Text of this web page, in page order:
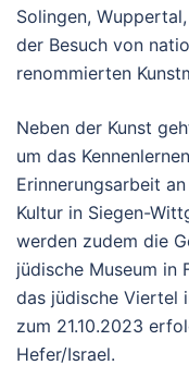
Solingen,
der Besuch von
renommierten
Neben der Kunst
um das
Erinnerungsarbeit
Kultur in Siegen-
werden zudem die
jüdische Museum in
das jüdische Viertel
zum 21.10.2023
Hefer/Israel.